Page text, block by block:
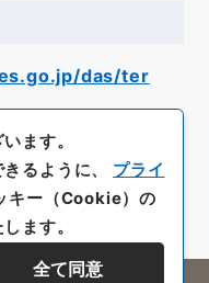
das/ter
ます。
るように、 プライ
キー（Cookie）の
ます。
全て同意